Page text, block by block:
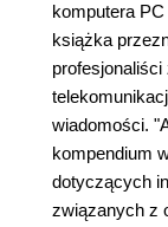
komputera
książka
wiadomości.
kompendium
dotyczących
związanych z